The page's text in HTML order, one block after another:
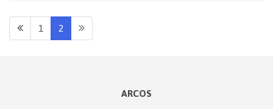
1 2
ARCOS